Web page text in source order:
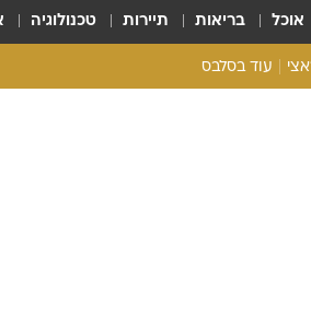
אוכל בריאות תיירות טכנולוגיה
עוד בסלבס